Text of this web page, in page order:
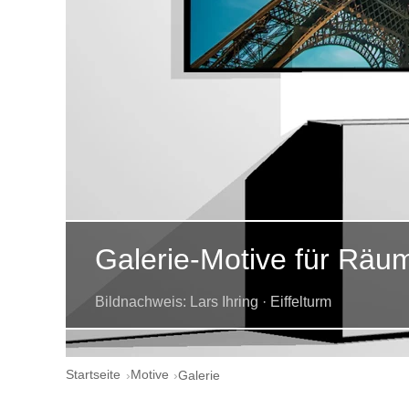
Galerie-Motive für
Bildnachweis: Lars Ihring · Eiffelturm
Startseite Motive Galerie